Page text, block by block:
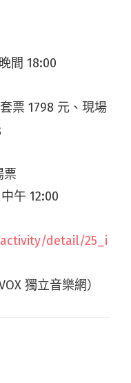
間 18:00
票 1798 元、現場
票
午 12:00
detail/25_i
獨立音樂網）